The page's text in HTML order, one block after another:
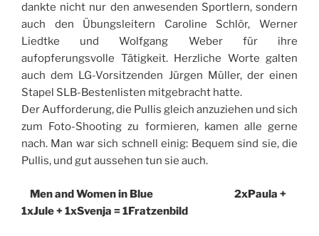
dankte nicht nur den anwesenden Sportlern, sondern
auch den Übungsleitern Caroline Schlör, Werner
Liedtke und Wolfgang Weber für ihre
aufopferungsvolle Tätigkeit. Herzliche Worte galten
auch dem LG-Vorsitzenden Jürgen Müller, der einen
Stapel SLB-Bestenlisten mitgebracht hatte.
Der Aufforderung, die Pullis gleich anzuziehen und sich
zum Foto-Shooting zu formieren, kamen alle gerne
nach. Man war sich schnell einig: Bequem sind sie, die
Pullis, und gut aussehen tun sie auch.
Men and Women in Blue 2xPaula +
1xJule + 1xSvenja = 1Fratzenbild